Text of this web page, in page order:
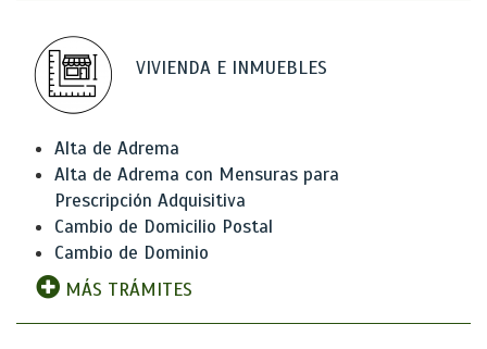
VIVIENDA E INMUEBLES
Alta de Adrema
Alta de Adrema con Mensuras para
Prescripción Adquisitiva
Cambio de Domicilio Postal
Cambio de Dominio
MÁS TRÁMITES